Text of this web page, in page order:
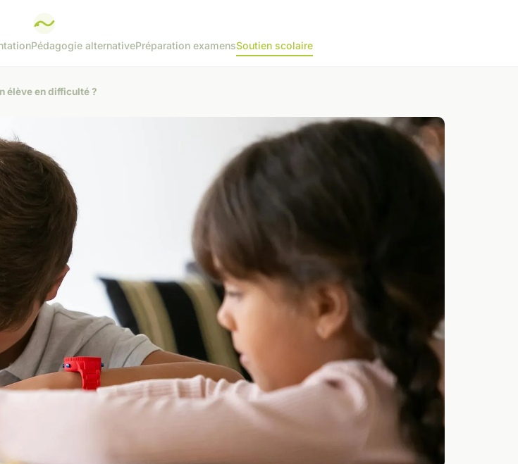
Pédagogie alternativePréparation examensSoutien scolaire
élève en difficulté ?